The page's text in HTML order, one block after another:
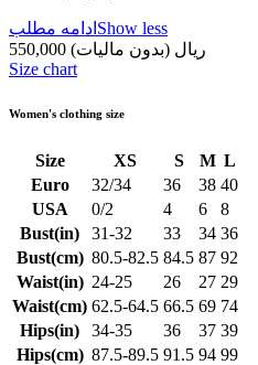
ادامه مطلب Show less
550,000 ریال (بدون مالیات)
Size chart
Women's clothing size
Size XS S M L
Euro
32/34 36 38 40
USA
0/2 4 6
8
Bust(in)
31-32 33 34 36
Bust(cm) 80.5-82.5 84.5 87 92
Waist(in) 24-25 26 27 29
Waist(cm) 62.5-64.5 66.5 69 74
Hips(in)
34-35 36 37 39
Hips(cm) 87.5-89.5 91.5 94 99